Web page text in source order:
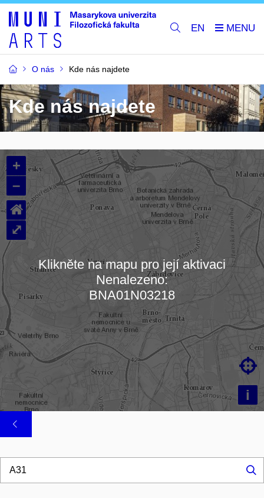
EN
O nás Kde nás najdete
Kde nás najdete
Načítám mapu…
+
–
i

⌂
⤢
Klikněte na mapu pro její aktivaci
Nenalezeno:
BNA01N03218